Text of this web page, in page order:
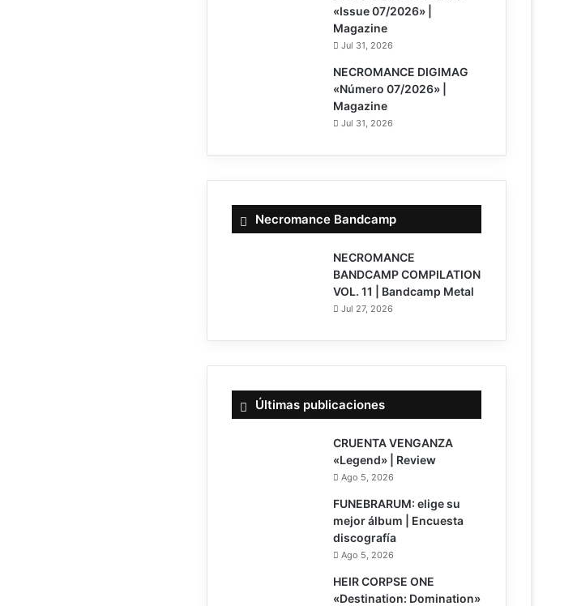
«Issue 07/2026» |
Magazine
Jul 31, 2026
NECROMANCE DIGIMAG
«Número 07/2026» |
Magazine
Jul 31, 2026
Necromance Bandcamp
NECROMANCE
BANDCAMP COMPILATION
VOL. 11 | Bandcamp Metal
Jul 27, 2026
Últimas publicaciones
CRUENTA VENGANZA
«Legend» | Review
Ago 5, 2026
FUNEBRARUM: elige su
mejor álbum | Encuesta
discografía
Ago 5, 2026
HEIR CORPSE ONE
«Destination: Domination»